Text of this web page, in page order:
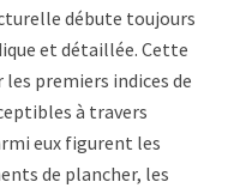
débute toujours
et détaillée. Cette
premiers indices de
à travers
eux figurent les
de plancher, les